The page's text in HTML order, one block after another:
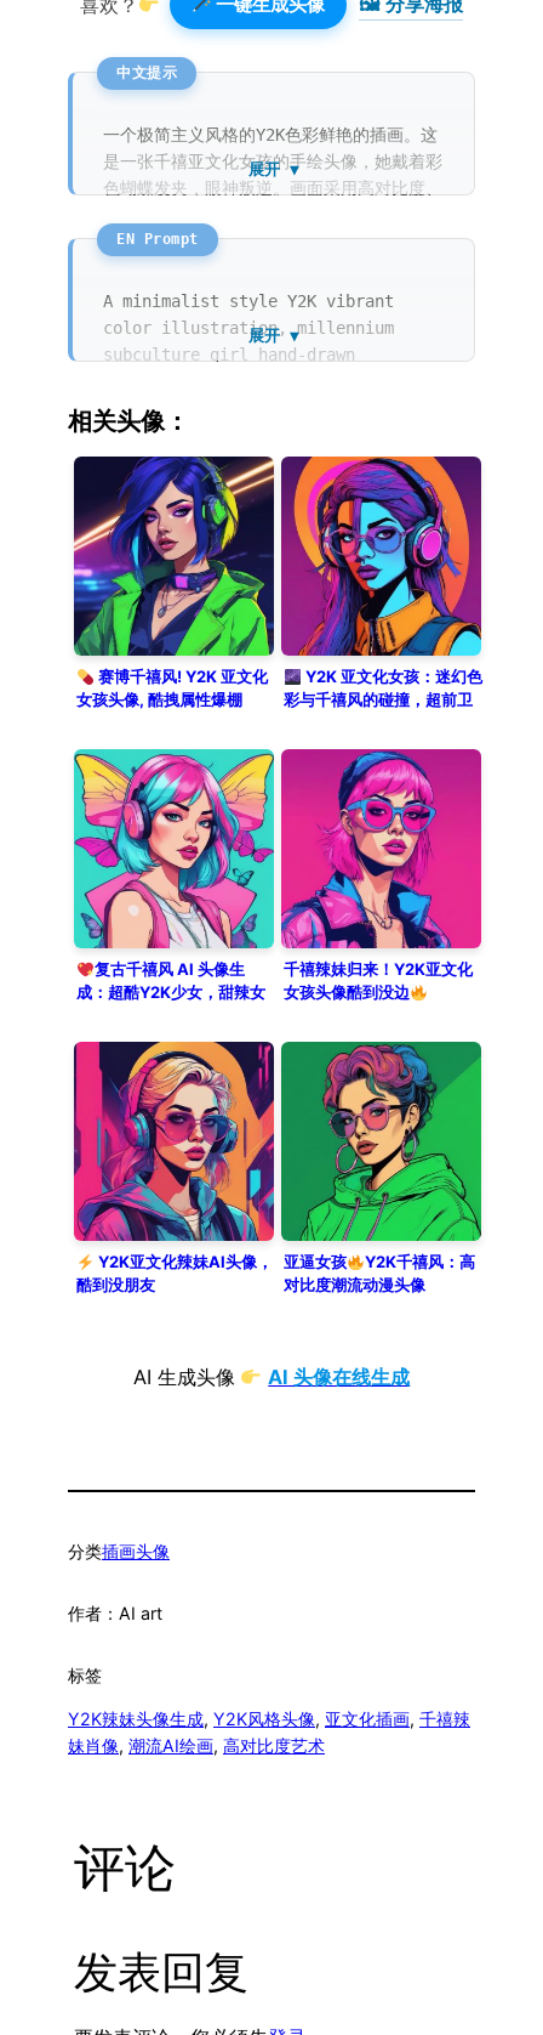
一个极简主义风格的Y2K色彩鲜艳的插画。这
是一张千禧亚文化女孩的手绘头像，她戴着彩
色蝴蝶发夹，眼神叛逆。画面采用高对比度、
的亮粉色，线条干净，赛璐珞平涂风格。
展开 ▼
A minimalist style Y2K vibrant
color illustration, millennium
subculture girl hand-drawn
colorful butterfly hair clips,
bright electric makeup, high
contrast, trendy, edgy, retro-
futurism fashion, solid hot pink
background, flat color, cel
shading, clean lines, 2000s tech
aesthetic.
展开 ▼
相关头像：
赛博千禧风! Y2K 亚文化
女孩头像, 酷拽属性爆棚
Y2K 亚文化女孩：迷幻色
彩与千禧风的碰撞，超前卫
复古千禧风 AI 头像生
成：超酷Y2K少女，甜辣女
千禧辣妹归来！Y2K亚文化
女孩头像酷到没边
Y2K亚文化辣妹AI头像，
酷到没朋友
亚逼女孩
Y2K千禧风：高
对比度潮流动漫头像
AI 生成头像 AI 头像在线生成
分类插画头像
作者： AI art
标签
Y2K辣妹头像生成, Y2K风格头像, 亚文化插画, 千禧辣
妹肖像, 潮流AI绘画, 高对比度艺术
评论
发表回复